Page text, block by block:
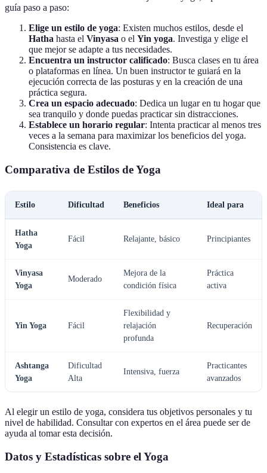
guía paso a paso:
Elige un estilo de yoga: Existen muchos estilos, desde el
Hatha hasta el Vinyasa o el Yin yoga. Investiga y elige el
que mejor se adapte a tus necesidades.
Encuentra un instructor calificado: Busca clases en tu área
o plataformas en línea. Un buen instructor te guiará en la
ejecución correcta de las posturas y en la creación de una
práctica segura.
Crea un espacio adecuado: Dedica un lugar en tu hogar que
sea tranquilo y donde puedas practicar sin distracciones.
Establece un horario regular: Intenta practicar al menos tres
veces a la semana para maximizar los beneficios del yoga.
Consistencia es clave.
Comparativa de Estilos de Yoga
Estilo Dificultad Beneficios Ideal para
Hatha
Yoga
Fácil Relajante, básico Principiantes
Vinyasa
Yoga
Moderado
Mejora de la
condición física
Práctica
activa
Yin Yoga Fácil
Flexibilidad y
relajación
profunda
Recuperación
Ashtanga
Yoga
Dificultad
Alta
Intensiva, fuerza
Practicantes
avanzados
Al elegir un estilo de yoga, considera tus objetivos personales y tu
nivel de habilidad. Consultar con expertos en el área puede ser de
ayuda al tomar esta decisión.
Datos y Estadísticas sobre el Yoga